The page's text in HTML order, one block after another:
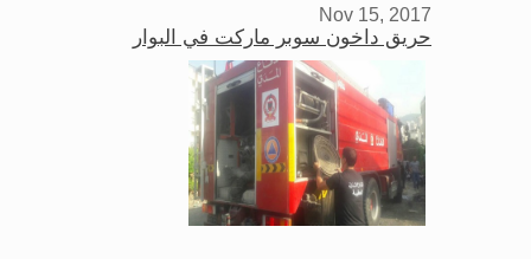
Nov 15, 2017
حريق داخون سوبر ماركت في البوار